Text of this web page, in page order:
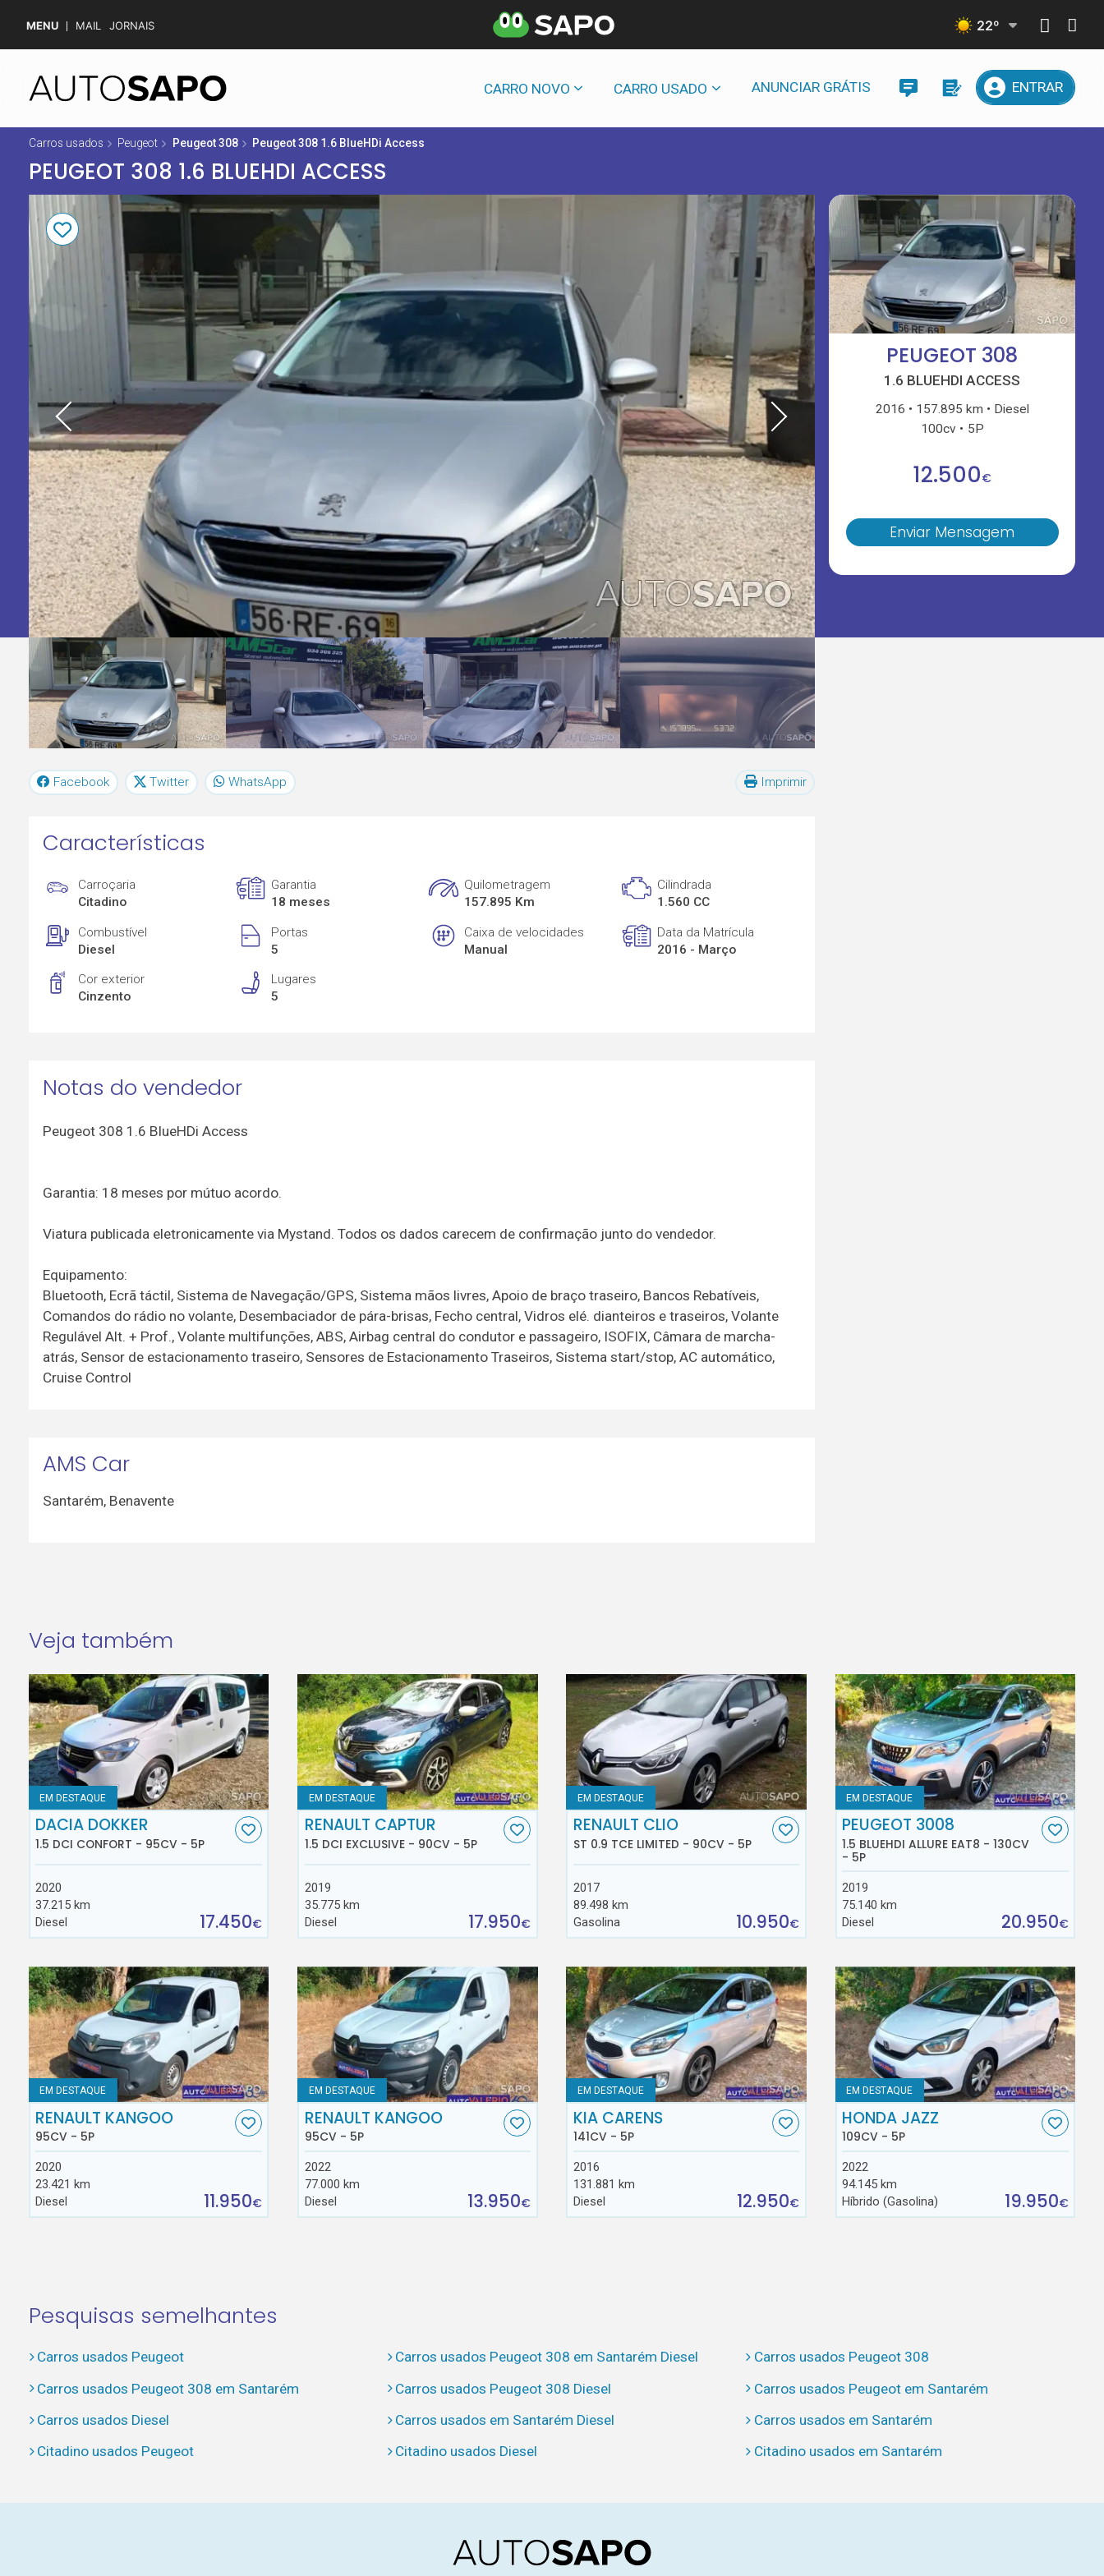
MENU MAIL JORNAIS 22º
CARRO NOVO CARRO USADO ANUNCIAR GRÁTIS ENTRAR
Carros usados Peugeot Peugeot 308 Peugeot 308 1.6 BlueHDi Access
PEUGEOT 308 1.6 BLUEHDI ACCESS
PEUGEOT 308
1.6 BLUEHDI ACCESS
2016 157.895 km
Diesel
100cv
5P
12.500€
Enviar Mensagem
Facebook Twitter WhatsApp Imprimir
Características
Carroçaria
Citadino
Garantia
18 meses
Quilometragem
157.895 Km
Cilindrada
1.560 CC
Combustível
Diesel
Portas
5
Caixa de velocidades
Manual
Data da Matrícula
2016 - Março
Cor exterior
Cinzento
Lugares
5
Notas do vendedor
Peugeot 308 1.6 BlueHDi Access
Garantia: 18 meses por mútuo acordo.
Viatura publicada eletronicamente via Mystand. Todos os dados carecem de confirmação junto do vendedor.
Equipamento:
Bluetooth, Ecrã táctil, Sistema de Navegação/GPS, Sistema mãos livres, Apoio de braço traseiro, Bancos Rebatíveis,
Comandos do rádio no volante, Desembaciador de pára-brisas, Fecho central, Vidros elé. dianteiros e traseiros, Volante
Regulável Alt. + Prof., Volante multifunções, ABS, Airbag central do condutor e passageiro, ISOFIX, Câmara de marcha-
atrás, Sensor de estacionamento traseiro, Sensores de Estacionamento Traseiros, Sistema start/stop, AC automático,
Cruise Control
AMS Car
Santarém, Benavente
Veja também
EM DESTAQUE
DACIA DOKKER
1.5 DCI CONFORT - 95CV - 5P
2020
37.215 km
Diesel
17.450€
EM DESTAQUE
RENAULT CAPTUR
1.5 DCI EXCLUSIVE - 90CV - 5P
2019
35.775 km
Diesel
17.950€
EM DESTAQUE
RENAULT CLIO
ST 0.9 TCE LIMITED - 90CV - 5P
2017
89.498 km
Gasolina
10.950€
EM DESTAQUE
PEUGEOT 3008
1.5 BLUEHDI ALLURE EAT8 - 130CV
- 5P
2019
75.140 km
Diesel
20.950€
EM DESTAQUE
RENAULT KANGOO
95CV - 5P
2020
23.421 km
Diesel
11.950€
EM DESTAQUE
RENAULT KANGOO
95CV - 5P
2022
77.000 km
Diesel
13.950€
EM DESTAQUE
KIA CARENS
141CV - 5P
2016
131.881 km
Diesel
12.950€
EM DESTAQUE
HONDA JAZZ
109CV - 5P
2022
94.145 km
Híbrido (Gasolina)
19.950€
Pesquisas semelhantes
Carros usados Peugeot Carros usados Peugeot 308 em Santarém Diesel
Carros usados Peugeot 308
Carros usados Peugeot 308 em Santarém
Carros usados Peugeot 308 Diesel
Carros usados Peugeot em Santarém
Carros usados Diesel
Carros usados em Santarém Diesel
Carros usados em Santarém
Citadino usados Peugeot
Citadino usados Diesel Citadino usados em Santarém